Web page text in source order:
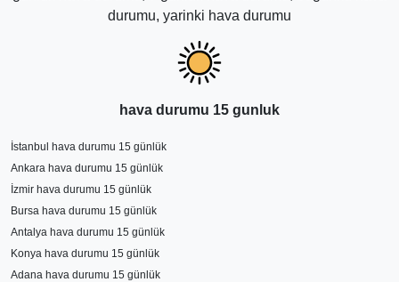
durumu, yarinki hava durumu
hava durumu 15 gunluk
İstanbul hava durumu 15 günlük
Ankara hava durumu 15 günlük
İzmir hava durumu 15 günlük
Bursa hava durumu 15 günlük
Antalya hava durumu 15 günlük
Konya hava durumu 15 günlük
Adana hava durumu 15 günlük